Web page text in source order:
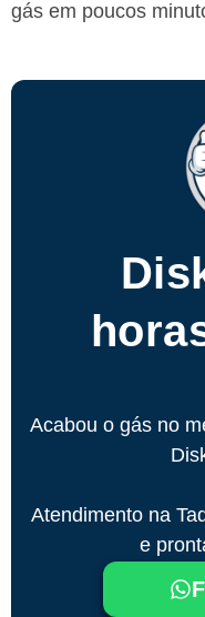
gás em poucos
Acabou o gás no
Atendimento na
e